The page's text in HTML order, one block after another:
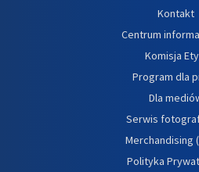
Kontakt
Centrum
Komisja
Program dla
Dla
Serwis
Merchandising
Polityka